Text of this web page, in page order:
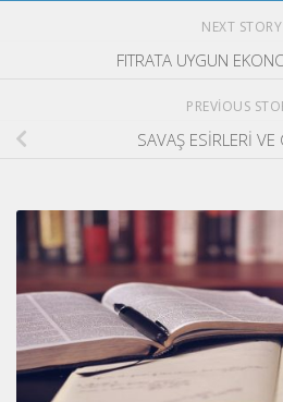
NEXT STORY
FITRATA UYGUN
PREVIOUS
SAVAŞ ESİRLERİ VE